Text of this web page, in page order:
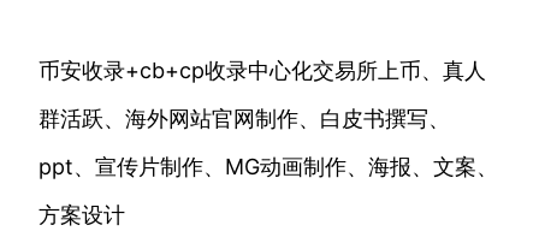
币安收录+cb+cp收录中心化交易所上币、真人
群活跃、海外网站官网制作、白皮书撰写、
ppt、宣传片制作、MG动画制作、海报、文案、
方案设计